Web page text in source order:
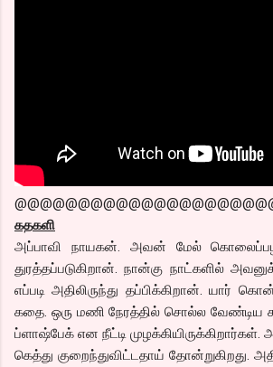
கதகளி
அப்பாவி நாயகன். அவன் மேல்
துரத்தப்படுகிறான். நான்கு நாட்களில்
எப்படி அதிலிருந்து தப்பிக்கிறான். யார்
கதை. ஒரு மணி நேரத்தில் சொல்ல
ப்ளாஷ்பேக் என நீட்டி
கெத்து குறைந்துவிட்டதாய் தோன்றுகிறது.